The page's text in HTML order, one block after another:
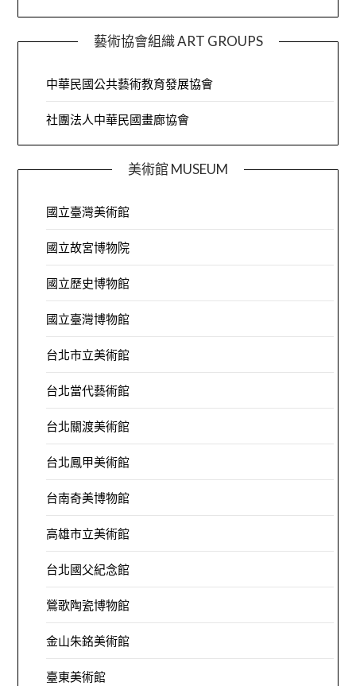
藝術協會組織 ART GROUPS
中華民國公共藝術教育發展協會
社團法人中華民國畫廊協會
美術館 MUSEUM
國立臺灣美術館
國立故宮博物院
國立歷史博物館
國立臺灣博物館
台北市立美術館
台北當代藝術館
台北關渡美術館
台北鳳甲美術館
台南奇美博物館
高雄市立美術館
台北國父紀念館
鶯歌陶瓷博物館
金山朱銘美術館
臺東美術館